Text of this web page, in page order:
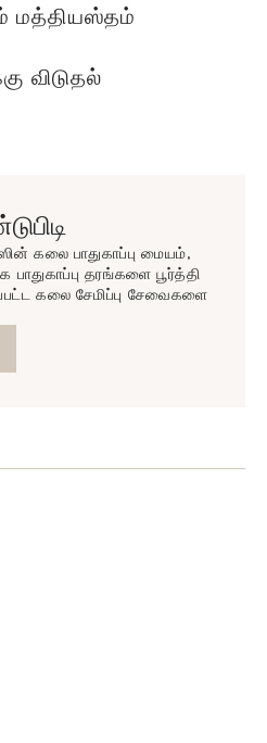
மத்தியஸ்தம்
விடுதல்
கலை பாதுகாப்பு மையம்,
பாதுகாப்பு தரங்களை பூர்த்தி
கலை சேமிப்பு சேவைகளை